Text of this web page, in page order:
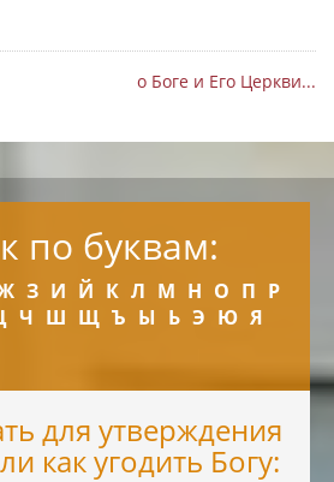
о Боге и Его Церкви...
по буквам:
З И Й К Л М Н О П Р
Ч Ш Щ Ъ Ы Ь Э Ю Я
для утверждения
как угодить Богу: